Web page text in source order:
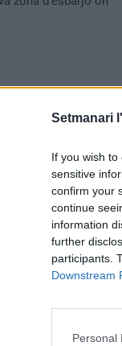
Setmanari
If you wish
sensitive
confirm your
continue
information
further
participants.
Downstream
Personal